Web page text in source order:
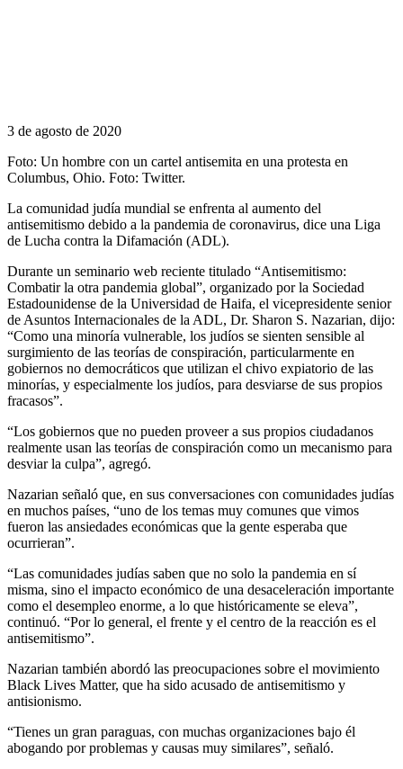
3 de agosto de 2020
Foto: Un hombre con un cartel antisemita en una protesta en
Columbus, Ohio. Foto: Twitter.
La comunidad judía mundial se enfrenta al aumento del
antisemitismo debido a la pandemia de coronavirus, dice una Liga
de Lucha contra la Difamación (ADL).
Durante un seminario web reciente titulado “Antisemitismo:
Combatir la otra pandemia global”, organizado por la Sociedad
Estadounidense de la Universidad de Haifa, el vicepresidente senior
de Asuntos Internacionales de la ADL, Dr. Sharon S. Nazarian, dijo:
“Como una minoría vulnerable, los judíos se sienten sensible al
surgimiento de las teorías de conspiración, particularmente en
gobiernos no democráticos que utilizan el chivo expiatorio de las
minorías, y especialmente los judíos, para desviarse de sus propios
fracasos”.
“Los gobiernos que no pueden proveer a sus propios ciudadanos
realmente usan las teorías de conspiración como un mecanismo para
desviar la culpa”, agregó.
Nazarian señaló que, en sus conversaciones con comunidades judías
en muchos países, “uno de los temas muy comunes que vimos
fueron las ansiedades económicas que la gente esperaba que
ocurrieran”.
“Las comunidades judías saben que no solo la pandemia en sí
misma, sino el impacto económico de una desaceleración importante
como el desempleo enorme, a lo que históricamente se eleva”,
continuó. “Por lo general, el frente y el centro de la reacción es el
antisemitismo”.
Nazarian también abordó las preocupaciones sobre el movimiento
Black Lives Matter, que ha sido acusado de antisemitismo y
antisionismo.
“Tienes un gran paraguas, con muchas organizaciones bajo él
abogando por problemas y causas muy similares”, señaló.